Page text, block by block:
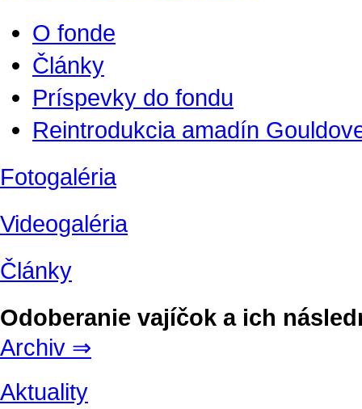
O fonde
Články
Príspevky do fondu
Reintrodukcia amadín
Fotogaléria
Videogaléria
Články
Odoberanie vajíčok a ich
Archiv ⇒
Aktuality